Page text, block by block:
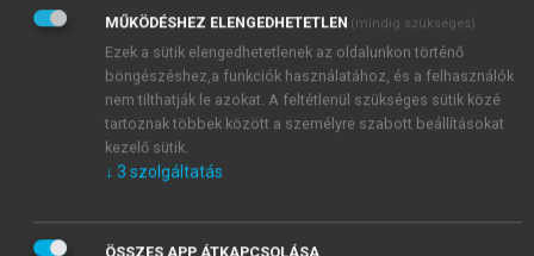
elosztási megállapodást, melynek alapján az ÁVÜ
ingyenes juttatásként aMogürtkülkereskedelmi
vállalattól elvont, Váci utcai, volt Tiszti kaszinót az
MDF-nek és a FIDESZ-nek adta át (⇓4.2.3.3). Ez a
tranzakció és a pénz felhasználása körüli tisztázatlan
ügyek a FIDESZ-ben 10 hónappal később kisebb
vissza a párt súlyos kudarca az 1994. évi
MŰKÖDÉSHEZ ELENGEDHETETLEN (mindig szükséges)
Ezek a sütik elengedhetetlenek az oldalunkon történő
böngészéshez,a funkciók használatához, és a felhasználók
nem tilthatják le azokat. A feltétlenül szükséges sütik közé
tartoznak többek között a személyre szabott beállításokat
kezelő sütik.
↓ 3 szolgáltatás
ÖSSZES APP ÁTKAPCSOLÁSA